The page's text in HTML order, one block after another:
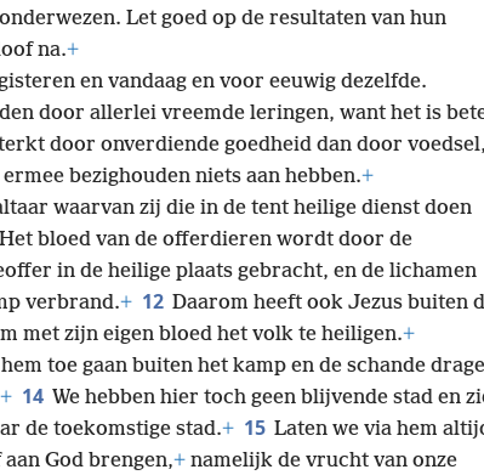
Let goed op de resultaten van hun
na.+
en vandaag en voor eeuwig dezelfde.
door allerlei vreemde leringen, want het is
door onverdiende goedheid dan door voedsel,
bezighouden niets aan hebben.+
waarvan zij die in de tent heilige dienst doen
Het bloed van de offerdieren wordt door de
in de heilige plaats gebracht, en de lichamen
verbrand.+ 12 Daarom heeft ook Jezus buiten
met zijn eigen bloed het volk te heiligen.+
toe gaan buiten het kamp en de schande
+ 14 We hebben hier toch geen blijvende stad en
de toekomstige stad.+ 15 Laten we via hem
God brengen,+ namelijk de vrucht van onze